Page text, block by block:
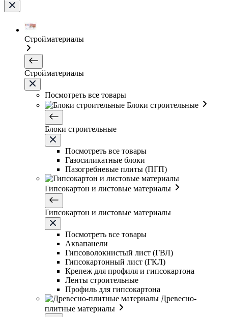
Стройматериалы
Стройматериалы
Посмотреть все товары
Блоки строительные
Блоки строительные
Посмотреть все товары
Газосиликатные блоки
Пазогребневые плиты (ПГП)
Гипсокартон и листовые материалы
Гипсокартон и листовые материалы
Посмотреть все товары
Аквапанели
Гипсоволокнистый лист (ГВЛ)
Гипсокартонный лист (ГКЛ)
Крепеж для профиля и гипсокартона
Ленты строительные
Профиль для гипсокартона
Древесно-
плитные материалы